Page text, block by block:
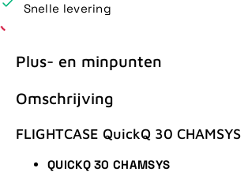
Snelle levering
Plus- en minpunten
Omschrijving
FLIGHTCASE QuickQ 30 CHAMSYS
QUICKQ 30 CHAMSYS